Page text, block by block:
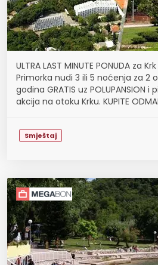
ULTRA LAST MINUTE PONUDA za
Primorka nudi 3 ili 5 noćenja za 2
godina GRATIS uz POLUPANSION
akcija na otoku Krku. KUPITE
Smještaj